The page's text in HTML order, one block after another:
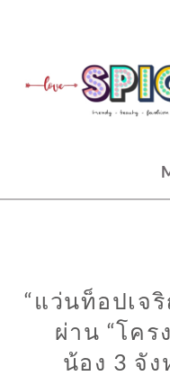
content
“แว่นท็อปเจ
ผ่าน “โคร
น้อง 3 จั